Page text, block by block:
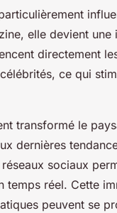
elle devient
directement
ce qui
transformé le
dernières
sociaux
réel. Cette
peuvent se